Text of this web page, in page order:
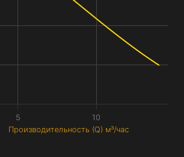
Производительность (Q) м³/час
10
5